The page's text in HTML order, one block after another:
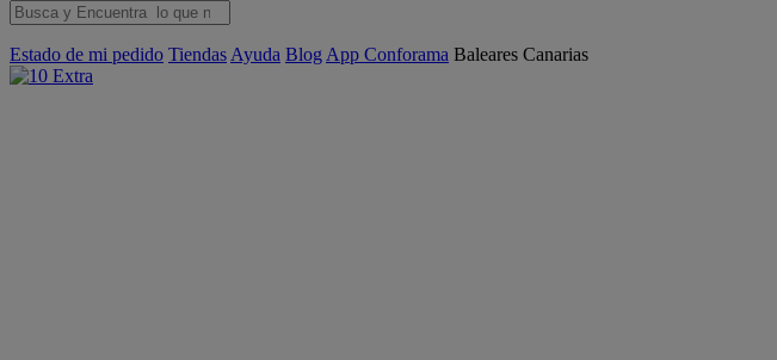
Estado de mi pedido Tiendas Ayuda Blog App Conforama Baleares Canarias